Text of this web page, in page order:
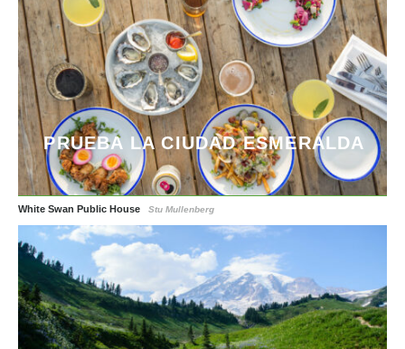
PRUEBA LA CIUDAD ESMERALDA
White Swan Public House Stu Mullenberg